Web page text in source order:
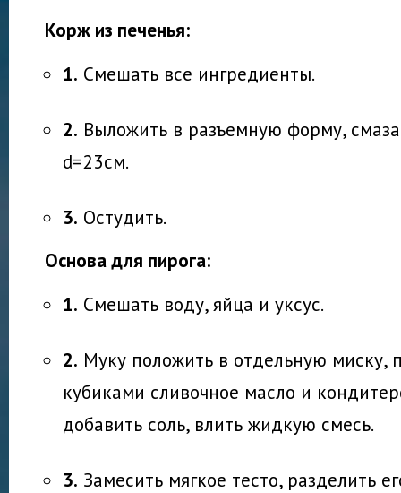
Корж из печенья:
1. Смешать все ингредиенты.
2. Выложить в разъемную форму,
d=23см.
3. Остудить.
Основа для пирога:
1. Смешать воду, яйца и уксус.
2. Муку положить в отдельную миску,
кубиками сливочное масло и
добавить соль, влить жидкую смесь.
3. Замесить мягкое тесто, разделить